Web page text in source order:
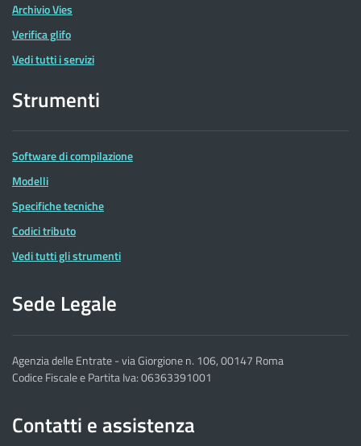
Archivio Vies
Verifica glifo
Vedi tutti i servizi
Strumenti
Software di compilazione
Modelli
Specifiche tecniche
Codici tributo
Vedi tutti gli strumenti
Sede Legale
Agenzia delle Entrate - via Giorgione n. 106, 00147 Roma
Codice Fiscale e Partita Iva: 06363391001
Contatti e assistenza